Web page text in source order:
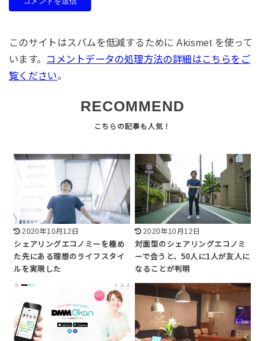
このサイトはスパムを低減するために Akismet を使って
います。 コメントデータの処理方法の詳細はこちらをご
覧ください。
RECOMMEND
2020年10月12日
シェアリングエコノミーを極め
た先にある理想のライフスタイ
ルを実現した
2020年10月12日
対面型のシェアリングエコノミ
ーで会うと、50人に1人が友人に
なることが判明